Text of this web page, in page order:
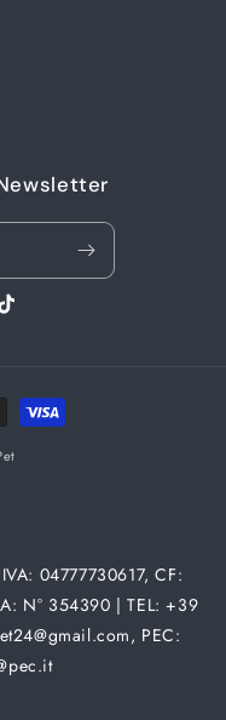
04777730617, CF:
N° 354390 | TEL: +39
, PEC: